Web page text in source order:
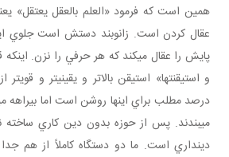
همين است که فرمود «العلم بالعقل يعتقل»
عقال کردن است. زانوبند دستش است جلوي
پايش را عقال مي کند که هر حرفي را نزن.
و استيقنتها» استيقن بالاتر و يقيني تر و
درصد مطلب براي اينها روشن است اما بيراهه
مي بندند. پس از حوزه بدون دين کاري ساخته
دين داري است. ما دو دستگاه کاملاً از هم